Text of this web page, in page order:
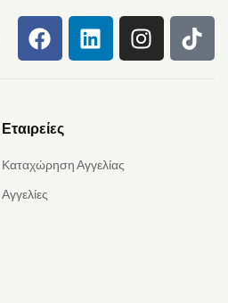
Εταιρείες
Καταχώρηση Αγγελίας
Αγγελίες